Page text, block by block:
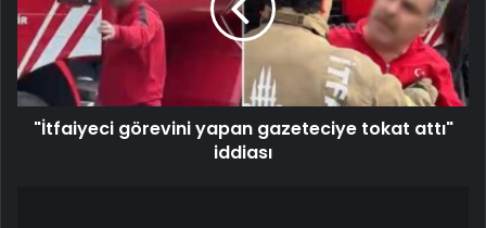
"İtfaiyeci görevini yapan gazeteciye tokat attı"
iddiası